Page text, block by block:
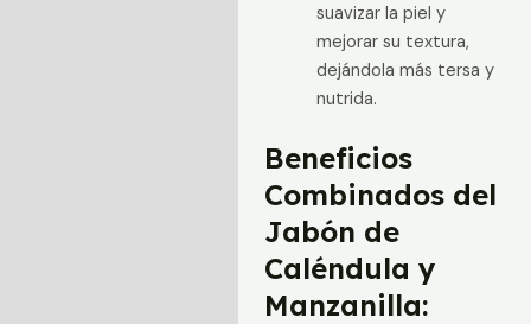
suavizar la piel y
mejorar su textura,
dejándola más tersa y
nutrida.
Beneficios
Combinados del
Jabón de
Caléndula y
Manzanilla: